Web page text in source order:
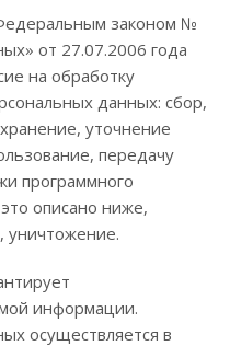
законом №
от 27.07.2006 года
на обработку
данных: сбор,
уточнение
передачу
программного
описано ниже,
уничтожение.
информации.
осуществляется в